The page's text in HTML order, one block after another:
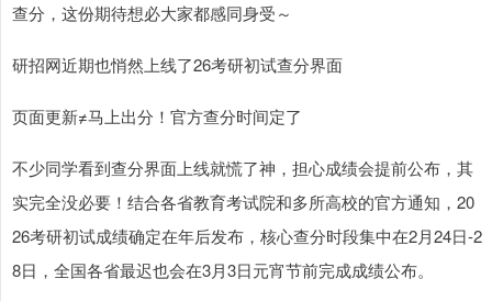
查分，这份期待想必大家都感同身受～
研招网近期也悄然上线了26考研初试查分界面
页面更新≠马上出分！官方查分时间定了
不少同学看到查分界面上线就慌了神，担心成绩会提前公布，其
实完全没必要！结合各省教育考试院和多所高校的官方通知，20
26考研初试成绩确定在年后发布，核心查分时段集中在2月24日-2
8日，全国各省最迟也会在3月3日元宵节前完成成绩公布。